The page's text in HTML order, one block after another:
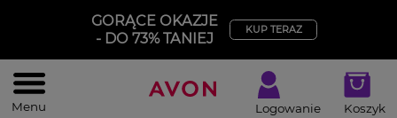
GORĄCE OKAZJE
- DO 73% TANIEJ
KUP TERAZ
Menu Logowanie Koszyk
ZAMKNIJ